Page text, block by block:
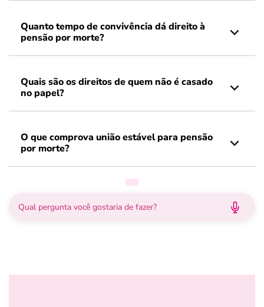
Quanto tempo de convivência dá direito à
pensão por morte?
Quais são os direitos de quem não é casado
no papel?
O que comprova união estável para pensão
por morte?